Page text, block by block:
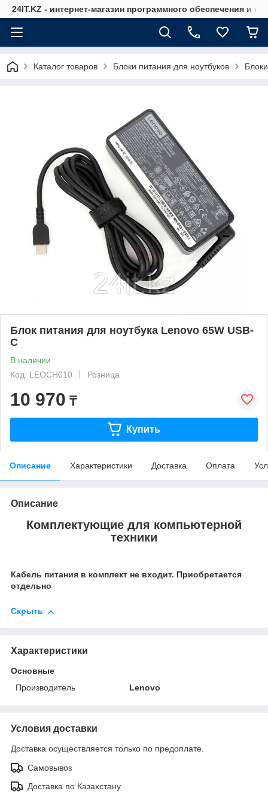
24IT.KZ - интернет-магазин программного обеспечения и
Каталог товаров Блоки питания для ноутбуков
Блок питания для ноутбука Lenovo 65W USB-
C
В наличии
Код: LEOCH010
Розница
10 970 ₸
Купить
Описание Характеристики Доставка Оплата
Описание
Комплектующие для компьютерной
техники
Кабель питания в комплект не входит. Приобретается
отдельно
Скрыть
Характеристики
Основные
Производитель
Lenovo
Условия доставки
Доставка осуществляется только по предоплате.
Самовывоз
Доставка по Казахстану